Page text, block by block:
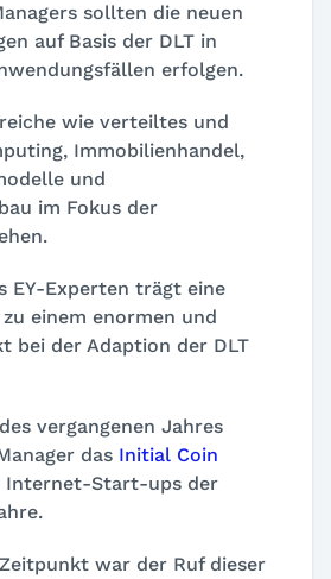
sollten die neuen
auf Basis der DLT in
erfolgen.
wie verteiltes und
Immobilienhandel,
und
im Fokus der
EY-Experten trägt eine
einem enormen und
bei der Adaption der DLT
vergangenen Jahres
das Initial Coin
Internet-Start-ups der
war der Ruf dieser